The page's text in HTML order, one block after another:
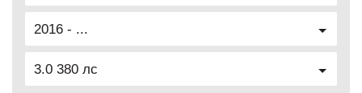
2016 - ...
3.0 380 лс